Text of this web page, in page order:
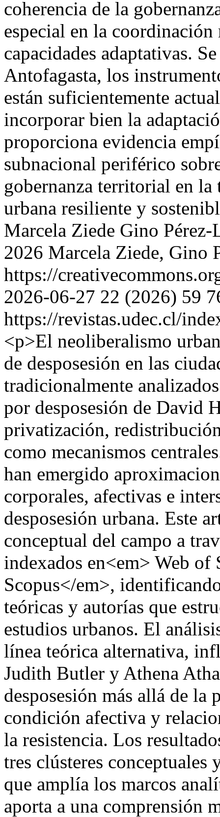
coherencia de la
especial en la
capacidades adaptativas.
Antofagasta, los
están suficientemente
incorporar bien la
proporciona evidencia
subnacional periférico
gobernanza territorial en
urbana resiliente y
Marcela Ziede Gino
2026 Marcela Ziede, Gino
https://
2026-06-27 22 (2026) 59
https://revistas.udec.cl/
<p>El neoliberalismo
de desposesión en las
tradicionalmente
por desposesión de David
privatización,
como mecanismos
han emergido
corporales, afectivas e
desposesión urbana. Este
conceptual del campo a
indexados en<em> Web of
Scopus</em>,
teóricas y autorías que
estudios urbanos. El
línea teórica alternativa,
Judith Butler y Athena
desposesión más allá de la
condición afectiva y
la resistencia. Los
tres clústeres
que amplía los marcos
aporta a una comprensión